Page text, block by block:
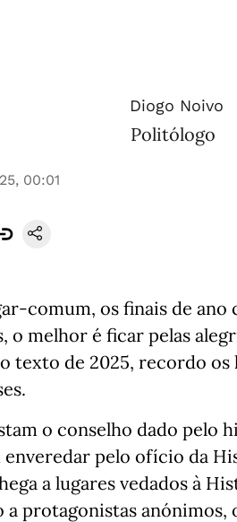
Diogo Noivo
Politólogo
00:01
comum, os finais de ano
o melhor é ficar pelas
texto de 2025, recordo os
o conselho dado pelo
enveredar pelo ofício da
a lugares vedados à
a protagonistas